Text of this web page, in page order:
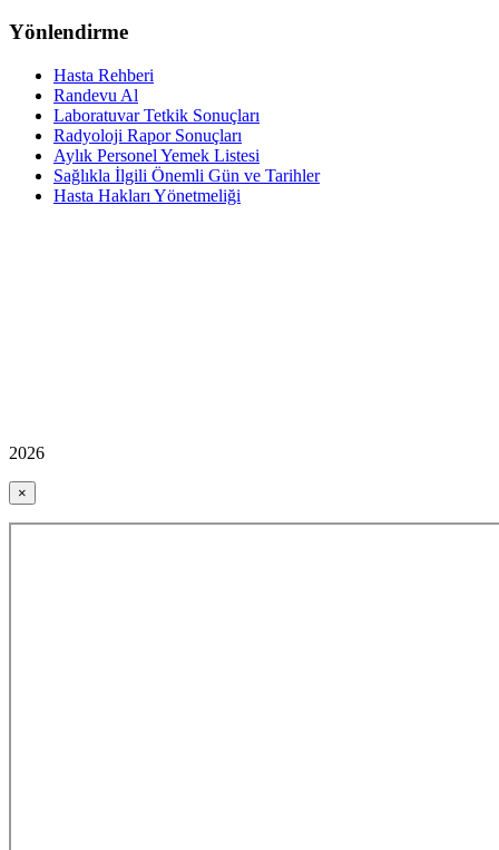
Yönlendirme
Hasta Rehberi
Randevu Al
Laboratuvar Tetkik Sonuçları
Radyoloji Rapor Sonuçları
Aylık Personel Yemek Listesi
Sağlıkla İlgili Önemli Gün ve Tarihler
Hasta Hakları Yönetmeliği
2026
×